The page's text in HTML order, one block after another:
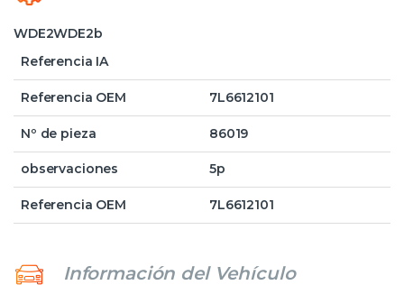
WDE2WDE2b
Referencia IA
Referencia OEM 7L6612101
Nº de pieza 86019
observaciones 5p
Referencia OEM 7L6612101
Información del Vehículo